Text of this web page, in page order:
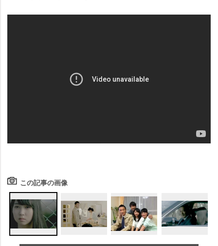
この記事の画像